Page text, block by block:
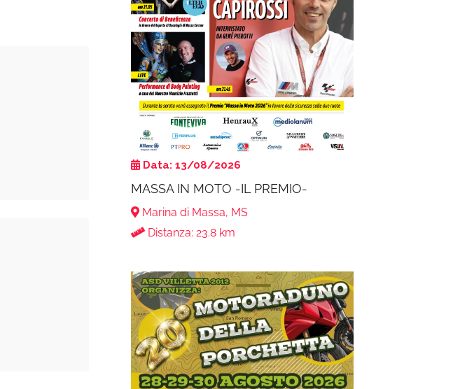
Data: 13/08/2026
MASSA IN MOTO -IL PREMIO-
Marina di Massa, MS
Distanza: 23.8 km